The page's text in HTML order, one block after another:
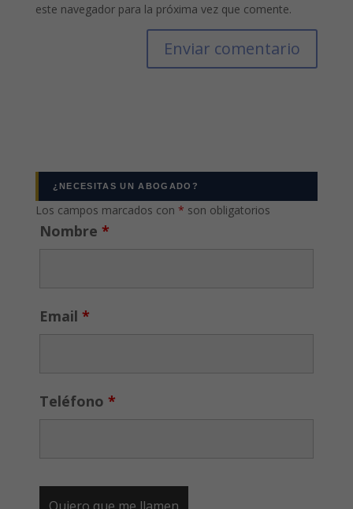
este navegador para la próxima vez que comente.
¿NECESITAS UN ABOGADO?
Los campos marcados con * son obligatorios
Nombre *
Email *
Teléfono *